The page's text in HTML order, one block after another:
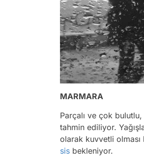
MARMARA
Parçalı ve çok
tahmin ediliyor.
olarak kuvvetli
sis bekleniyor.